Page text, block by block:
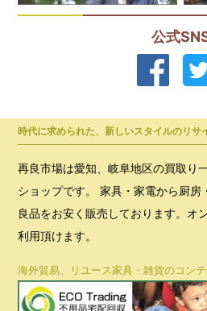
公式
時代に求められた、新しいスタイルのリサ
再良市場は愛知、岐阜地区の買取り
ショップです。 家具・家電から厨房
良品をお安く販売しております。オ
利用頂けます。
海外貿易、リユース家具・雑貨のコン